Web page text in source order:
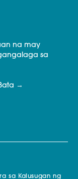
na may
sa
sa Kalusugan ng